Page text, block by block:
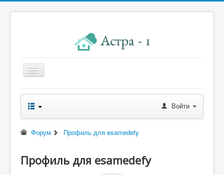
Главная
Новости правления
Начисления к оплате
Реквизиты
Войти
Форум Профиль для esamedefy
Профиль для esamedefy